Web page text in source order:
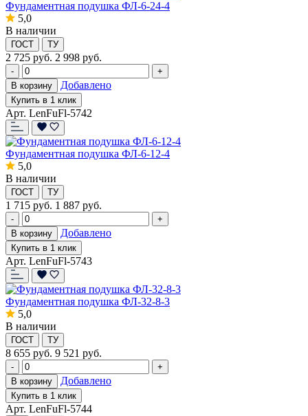
Фундаментная подушка ФЛ-6-24-4
5,0
В наличии
ГОСТ ТУ
2 725 руб. 2 998 руб.
-
+
В корзину
Добавлено
Купить в 1 клик
Арт. LenFuFl-5742
Фундаментная подушка ФЛ-6-12-4
5,0
В наличии
ГОСТ ТУ
1 715 руб. 1 887 руб.
-
+
В корзину
Добавлено
Купить в 1 клик
Арт. LenFuFl-5743
Фундаментная подушка ФЛ-32-8-3
5,0
В наличии
ГОСТ ТУ
8 655 руб. 9 521 руб.
-
+
В корзину
Добавлено
Купить в 1 клик
Арт. LenFuFl-5744